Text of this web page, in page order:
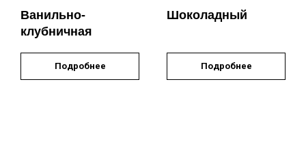
Ванильно-
клубничная
Подробнее
Шоколадный
Подробнее